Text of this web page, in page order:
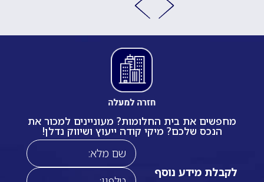
מחפשים את בית החלומות? מעוניינים למכור את
הנכס שלכם? מיקי קודה ייעוץ ושיווק נדלן!
לקבלת מידע נוסף